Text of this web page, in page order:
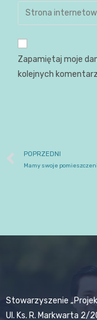
Zapamiętaj moje
kolejnych
POPRZEDNI
Mamy swoje
Stowarzyszenie
Ul. Ks. R. Markwarta 2/